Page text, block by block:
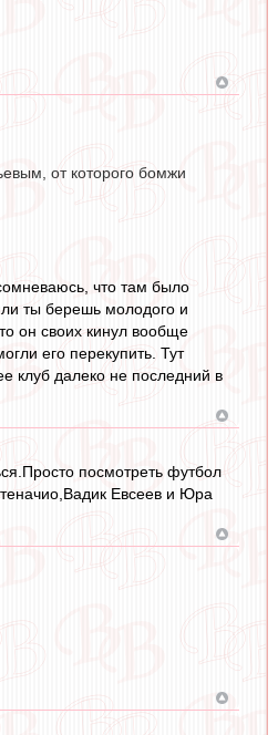
от которого бомжи
что там было
ты берешь молодого и
он своих кинул вообще
его перекупить. Тут
клуб далеко не последний в
посмотреть футбол
Евсеев и Юра